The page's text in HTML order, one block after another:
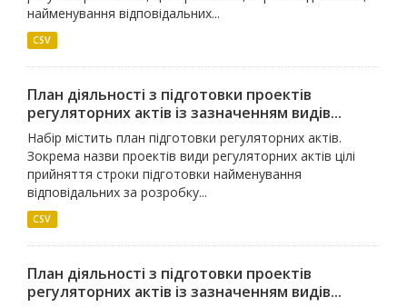
найменування відповідальних...
CSV
План діяльності з підготовки проектів
регуляторних актів із зазначенням видів...
Набір містить план підготовки регуляторних актів.
Зокрема назви проектів види регуляторних актів цілі
прийняття строки підготовки найменування
відповідальних за розробку...
CSV
План діяльності з підготовки проектів
регуляторних актів із зазначенням видів...